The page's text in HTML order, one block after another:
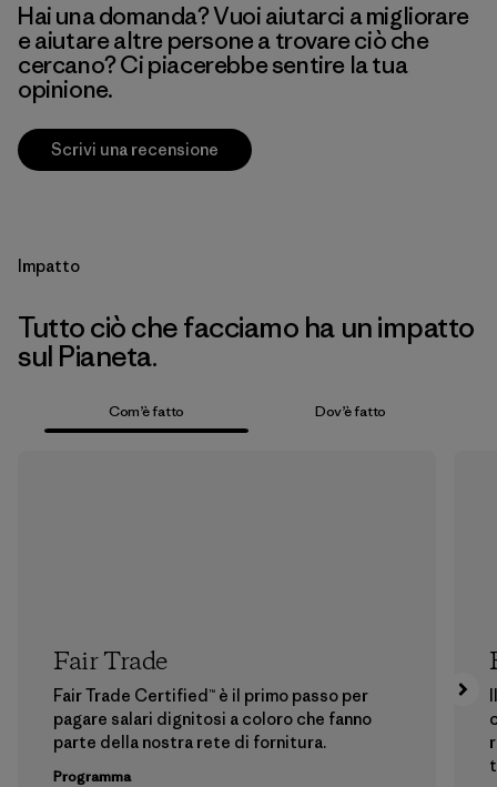
Hai una domanda? Vuoi aiutarci a migliorare
e aiutare altre persone a trovare ciò che
cercano? Ci piacerebbe sentire la tua
opinione.
Scrivi una recensione
Impatto
Tutto ciò che facciamo ha un impatto
sul Pianeta.
Com’è fatto Dov’è fatto
Fair Trade
Fair Trade Certified™ è il primo passo per
pagare salari dignitosi a coloro che fanno
parte della nostra rete di fornitura.
Programma